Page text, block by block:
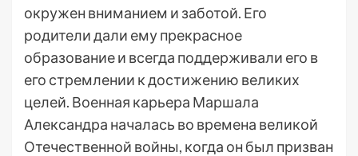
окружен вниманием и заботой. Его
родители дали ему прекрасное
образование и всегда поддерживали его в
его стремлении к достижению великих
целей. Военная карьера Маршала
Александра началась во времена великой
Отечественной войны, когда он был призван